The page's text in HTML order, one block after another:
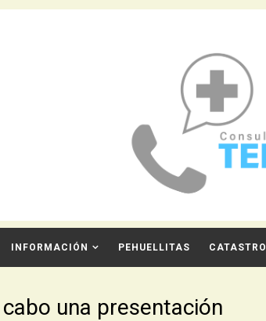
INFORMACIÓN PEHUELLITAS CATASTRO
una presentación